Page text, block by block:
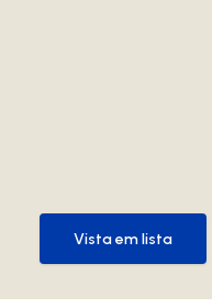
Vista em lista
Vista em lista